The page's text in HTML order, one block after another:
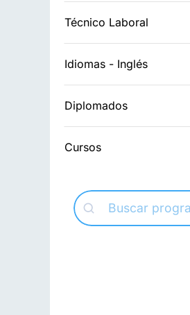
Técnico Laboral
Idiomas - Inglés
Diplomados
Cursos